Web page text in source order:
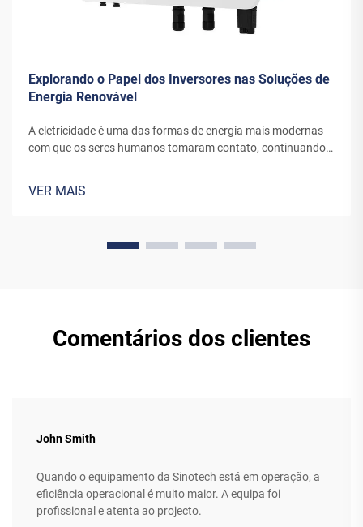
Explorando o Papel dos Inversores nas Soluções de
Energia Renovável
A eletricidade é uma das formas de energia mais modernas
com que os seres humanos tomaram contato, continuando a
convertem em eletricidade requer equipamentos especiais
VER MAIS
Comentários dos clientes
John Smith
Quando o equipamento da Sinotech está em operação, a
eficiência operacional é muito maior. A equipa foi
profissional e atenta ao projecto.